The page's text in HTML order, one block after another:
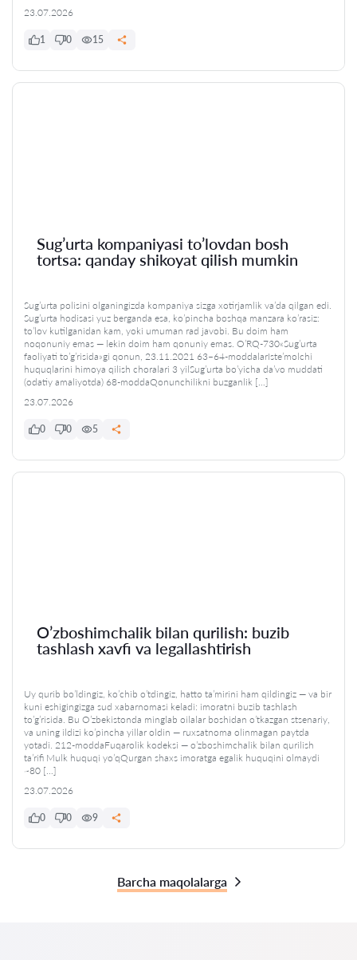
23.07.2026
1 0 15
Sug’urta kompaniyasi to’lovdan bosh
tortsa: qanday shikoyat qilish mumkin
Sug’urta polisini olganingizda kompaniya sizga xotirjamlik va’da qilgan edi.
Sug’urta hodisasi yuz berganda esa, ko’pincha boshqa manzara ko’rasiz:
to’lov kutilganidan kam, yoki umuman rad javobi. Bu doim ham
noqonuniy emas — lekin doim ham qonuniy emas. O’RQ-730«Sug’urta
faoliyati to’g’risida»gi qonun, 23.11.2021 63–64-moddalarIste’molchi
huquqlarini himoya qilish choralari 3 yilSug’urta bo’yicha da’vo muddati
(odatiy amaliyotda) 68-moddaQonunchilikni buzganlik […]
23.07.2026
0 0 5
O’zboshimchalik bilan qurilish: buzib
tashlash xavfi va legallashtirish
Uy qurib bo’ldingiz, ko’chib o’tdingiz, hatto ta’mirini ham qildingiz — va bir
kuni eshigingizga sud xabarnomasi keladi: imoratni buzib tashlash
to’g’risida. Bu O’zbekistonda minglab oilalar boshidan o’tkazgan stsenariy,
va uning ildizi ko’pincha yillar oldin — ruxsatnoma olinmagan paytda
yotadi. 212-moddaFuqarolik kodeksi — o’zboshimchalik bilan qurilish
ta’rifi Mulk huquqi yo’qQurgan shaxs imoratga egalik huquqini olmaydi
~80 […]
23.07.2026
0 0 9
Barcha maqolalarga